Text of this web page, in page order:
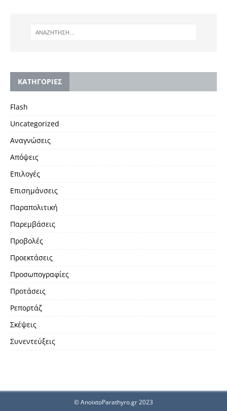
KΑΤΗΓΟΡΙΕΣ
Flash
Uncategorized
Αναγνώσεις
Απόψεις
Επιλογές
Επισημάνσεις
Παραπολιτική
Παρεμβάσεις
Προβολές
Προεκτάσεις
Προσωπογραφίες
Προτάσεις
Ρεπορτάζ
Σκέψεις
Συνεντεύξεις
© AnoixtoParathyro.gr 2023